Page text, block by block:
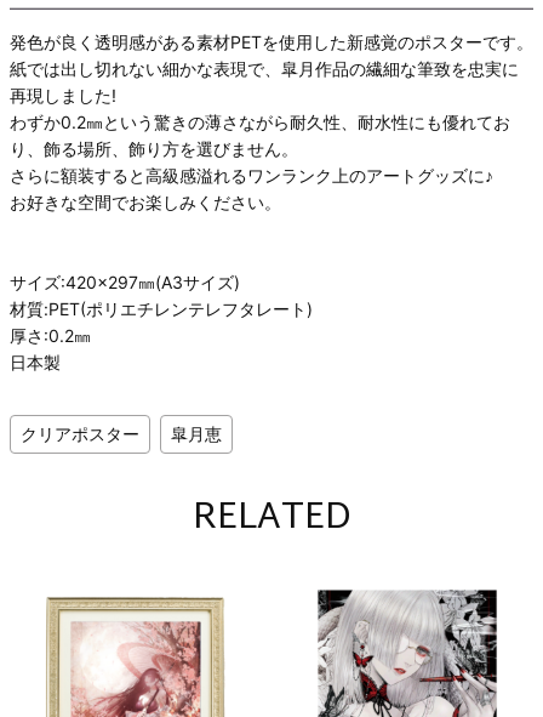
発色が良く透明感がある素材PETを使用した新感覚のポスターです。
紙では出し切れない細かな表現で、皐月作品の繊細な筆致を忠実に
再現しました!
わずか0.2㎜という驚きの薄さながら耐久性、耐水性にも優れてお
り、飾る場所、飾り方を選びません。
さらに額装すると高級感溢れるワンランク上のアートグッズに♪
お好きな空間でお楽しみください。
サイズ:420×297㎜(A3サイズ)
材質:PET(ポリエチレンテレフタレート)
厚さ:0.2㎜
日本製
クリアポスター 皐月恵
RELATED